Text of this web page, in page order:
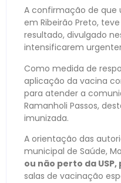
A confirmação de que
em Ribeirão Preto,
resultado, divulgado
intensificarem
Como medida de
aplicação da vacina
para atender a
Ramanholi Passos,
imunizada.
A orientação das
municipal de Saúde,
ou não perto da
salas de vacinação